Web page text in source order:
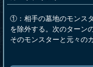
①：相手の墓地のモンス
を除外する。次のターン
そのモンスターと元々の